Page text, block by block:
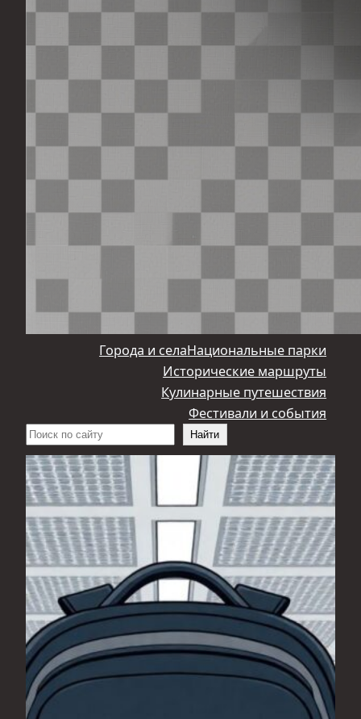
Города и селаНациональные парки
Исторические маршруты
Кулинарные путешествия
Фестивали и события
Поиск
Найти